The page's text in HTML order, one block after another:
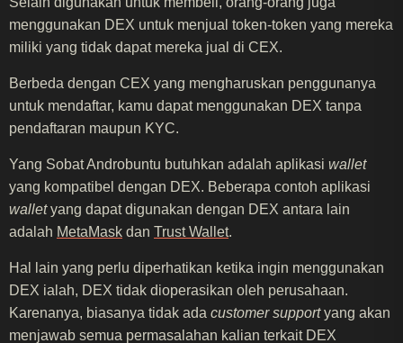
menggunakan DEX untuk menjual token-token yang mereka
miliki yang tidak dapat mereka jual di CEX.
Berbeda dengan CEX yang mengharuskan penggunanya
untuk mendaftar, kamu dapat menggunakan DEX tanpa
pendaftaran maupun KYC.
Yang Sobat Androbuntu butuhkan adalah aplikasi wallet
yang kompatibel dengan DEX. Beberapa contoh aplikasi
walletyang dapat digunakan dengan DEX antara lain
adalah MetaMask dan Trust Wallet.
Hal lain yang perlu diperhatikan ketika ingin menggunakan
DEX ialah, DEX tidak dioperasikan oleh perusahaan.
Karenanya, biasanya tidak ada customer supportyang akan
menjawab semua permasalahan kalian terkait DEX